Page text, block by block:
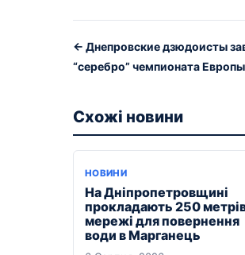
← Днепровские дзюдоисты
“серебро” чемпионата Европы
Схожі новини
НОВИНИ
На Дніпропетровщині
прокладають 250
мережі для повернення
води в Марганець